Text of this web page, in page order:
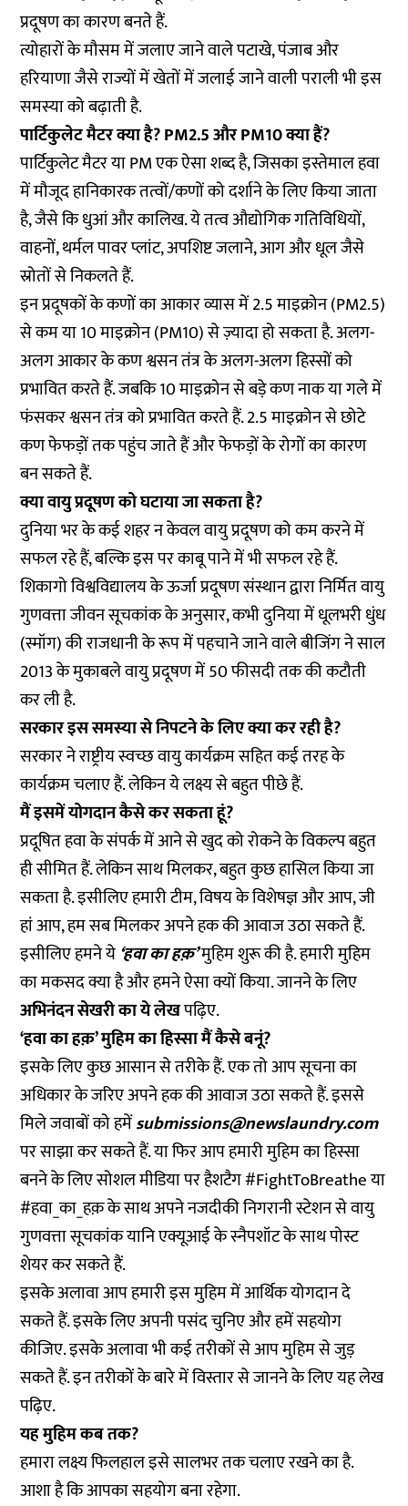
प्रदूषण का कारण बनते हैं.
त्योहारों के मौसम में जलाए जाने वाले पटाखे, पंजाब और
हरियाणा जैसे राज्यों में खेतों में जलाई जाने वाली पराली भी इस
समस्या को बढ़ाती है.
पार्टिकुलेट मैटर क्या है? PM2.5 और PM10 क्या हैं?
पार्टिकुलेट मैटर या PM एक ऐसा शब्द है, जिसका इस्तेमाल हवा
में मौजूद हानिकारक तत्वों/कणों को दर्शाने के लिए किया जाता
है, जैसे कि धुआं और कालिख. ये तत्व औद्योगिक गतिविधियों,
वाहनों, थर्मल पावर प्लांट, अपशिष्ट जलाने, आग और धूल जैसे
स्रोतों से निकलते हैं.
इन प्रदूषकों के कणों का आकार व्यास में 2.5 माइक्रोन (PM2.5)
से कम या 10 माइक्रोन (PM10) से ज़्यादा हो सकता है. अलग-
अलग आकार के कण श्वसन तंत्र के अलग-अलग हिस्सों को
प्रभावित करते हैं. जबकि 10 माइक्रोन से बड़े कण नाक या गले में
फंसकर श्वसन तंत्र को प्रभावित करते हैं. 2.5 माइक्रोन से छोटे
कण फेफड़ों तक पहुंच जाते हैं और फेफड़ों के रोगों का कारण
बन सकते हैं.
क्या वायु प्रदूषण को घटाया जा सकता है?
दुनिया भर के कई शहर न केवल वायु प्रदूषण को कम करने में
सफल रहे हैं, बल्कि इस पर काबू पाने में भी सफल रहे हैं.
शिकागो विश्वविद्यालय के ऊर्जा प्रदूषण संस्थान द्वारा निर्मित वायु
गुणवत्ता जीवन सूचकांक के अनुसार, कभी दुनिया में धूलभरी धुंध
(स्मॉग) की राजधानी के रूप में पहचाने जाने वाले बीजिंग ने साल
2013 के मुकाबले वायु प्रदूषण में 50 फीसदी तक की कटौती
कर ली है.
सरकार इस समस्या से निपटने के लिए क्या कर रही है?
सरकार ने राष्ट्रीय स्वच्छ वायु कार्यक्रम सहित कई तरह के
कार्यक्रम चलाए हैं. लेकिन ये लक्ष्य से बहुत पीछे हैं.
मैं इसमें योगदान कैसे कर सकता हूं?
प्रदूषित हवा के संपर्क में आने से खुद को रोकने के विकल्प बहुत
ही सीमित हैं. लेकिन साथ मिलकर, बहुत कुछ हासिल किया जा
सकता है. इसीलिए हमारी टीम, विषय के विशेषज्ञ और आप, जी
हां आप, हम सब मिलकर अपने हक की आवाज उठा सकते हैं.
इसीलिए हमने ये ‘हवा का हक़’मुहिम शुरू की है. हमारी मुहिम
का मकसद क्या है और हमने ऐसा क्यों किया. जानने के लिए
अभिनंदन सेखरी का ये लेखपढ़िए.
‘हवा का हक़’ मुहिम का हिस्सा मैं कैसे बनूं?
इसके लिए कुछ आसान से तरीके हैं. एक तो आप सूचना का
अधिकार के जरिए अपने हक की आवाज उठा सकते हैं. इससे
मिले जवाबों को हमेंsubmissions@newslaundry.com
पर साझा कर सकते हैं. या फिर आप हमारी मुहिम का हिस्सा
बनने के लिए सोशल मीडिया पर हैशटैग #FightToBreathe या
#हवा_का_हक़ के साथ अपने नजदीकी निगरानी स्टेशन से वायु
गुणवत्ता सूचकांक यानि एक्यूआई के स्नैपशॉट के साथ पोस्ट
शेयर कर सकते हैं.
इसके अलावा आप हमारी इस मुहिम मेंआर्थिक योगदानदे
सकते हैं. इसके लिए अपनी पसंद चुनिए और हमें सहयोग
कीजिए. इसके अलावा भी कई तरीकों से आप मुहिम से जुड़
सकते हैं. इन तरीकों के बारे में विस्तार से जानने के लिएयह लेख
पढ़िए.
यह मुहिम कब तक?
हमारा लक्ष्य फिलहाल इसे सालभर तक चलाए रखने का है.
आशा है कि आपका सहयोग बना रहेगा.